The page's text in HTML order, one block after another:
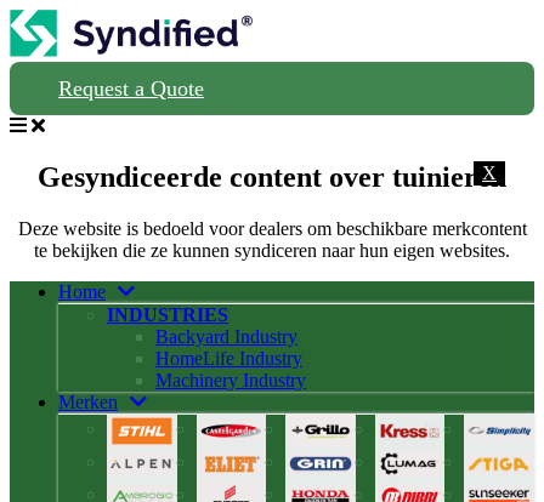
Request a Quote
X
Gesyndiceerde content over tuinieren
Deze website is bedoeld voor dealers om beschikbare merkcontent
te bekijken die ze kunnen syndiceren naar hun eigen websites.
Home
INDUSTRIES
Backyard Industry
HomeLife Industry
Machinery Industry
Merken